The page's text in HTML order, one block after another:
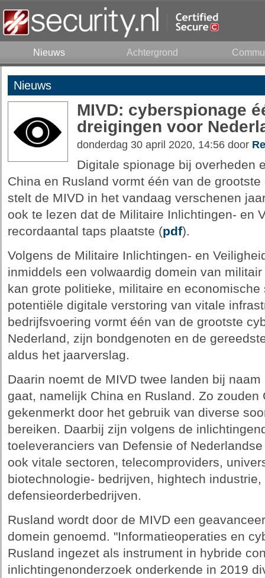
Nieuws Achtergrond
Nieuws
MIVD: cyberspionage
dreigingen voor
donderdag 30 april 2020, 14:56 door
Digitale spionage bij overheden
China en Rusland vormt één van de
stelt de MIVD in het vandaag verschenen
ook te lezen dat de Militaire Inlichtingen- en
recordaantal taps plaatste (pdf).
Volgens de Militaire Inlichtingen- en
inmiddels een volwaardig domein van
kan grote politieke, militaire en
potentiële digitale verstoring van vitale
bedrijfsvoering vormt één van de grootste
Nederland, zijn bondgenoten en de
aldus het jaarverslag.
Daarin noemt de MIVD twee landen bij
gaat, namelijk China en Rusland. Zo
gekenmerkt door het gebruik van diverse
bereiken. Daarbij zijn volgens de
toeleveranciers van Defensie of
ook vitale sectoren, telecomproviders,
biotechnologie- bedrijven, hightech
defensieorderbedrijven.
Rusland wordt door de MIVD een
domein genoemd. "Informatieoperaties en
Rusland ingezet als instrument in hybride
inlichtingenonderzoek onderkende in 2019